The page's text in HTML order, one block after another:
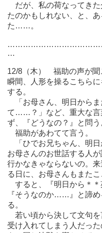
だが、私の荷なってきた
たのかもしれない、と、
た……。
…
12/8（木） 福助の声が聞
瞬間、人形を操るこちら
する。
「お母さん、明日からま
て……？」など、重大な言
ず、『どうなの？』と問う
福助があわてて言う。
「ひでお兄ちゃん、明日
お母さんのお世話する人
行かなきゃならないの。
る日に、お母さんもまた
すると、『明日から＊
『そうなのか……』と諦
る。
若い頃から決して文句を
受け入れてしまう人だっ